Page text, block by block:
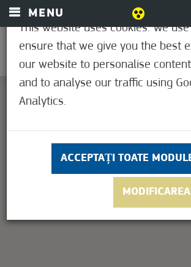
MENU
This website uses cookies. We
ensure that we give you the best
our website to personalise
and to analyse our traffic using
Analytics.
ACCEPTAȚI TOATE